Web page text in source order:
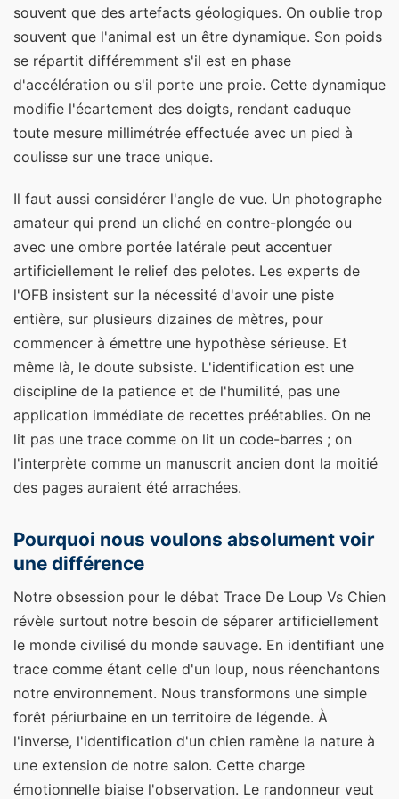
souvent que des artefacts géologiques. On oublie trop
souvent que l'animal est un être dynamique. Son poids
se répartit différemment s'il est en phase
d'accélération ou s'il porte une proie. Cette dynamique
modifie l'écartement des doigts, rendant caduque
toute mesure millimétrée effectuée avec un pied à
coulisse sur une trace unique.
Il faut aussi considérer l'angle de vue. Un photographe
amateur qui prend un cliché en contre-plongée ou
avec une ombre portée latérale peut accentuer
artificiellement le relief des pelotes. Les experts de
l'OFB insistent sur la nécessité d'avoir une piste
entière, sur plusieurs dizaines de mètres, pour
commencer à émettre une hypothèse sérieuse. Et
même là, le doute subsiste. L'identification est une
discipline de la patience et de l'humilité, pas une
application immédiate de recettes préétablies. On ne
lit pas une trace comme on lit un code-barres ; on
l'interprète comme un manuscrit ancien dont la moitié
des pages auraient été arrachées.
Pourquoi nous voulons absolument voir
une différence
Notre obsession pour le débat Trace De Loup Vs Chien
révèle surtout notre besoin de séparer artificiellement
le monde civilisé du monde sauvage. En identifiant une
trace comme étant celle d'un loup, nous réenchantons
notre environnement. Nous transformons une simple
forêt périurbaine en un territoire de légende. À
l'inverse, l'identification d'un chien ramène la nature à
une extension de notre salon. Cette charge
émotionnelle biaise l'observation. Le randonneur veut